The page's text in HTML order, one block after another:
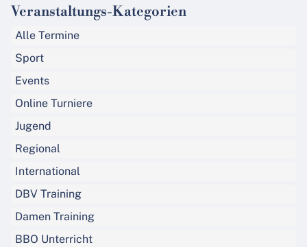
Veranstaltungs-Kategorien
Alle Termine
Sport
Events
Online Turniere
Jugend
Regional
International
DBV Training
Damen Training
BBO Unterricht